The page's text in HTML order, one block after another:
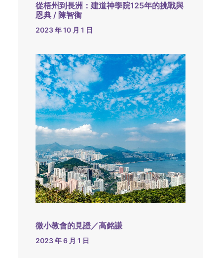
從梧州到長洲：建道神學院125年的挑戰與
恩典 / 陳智衡
2023 年 10 月 1 日
微小教會的見證／高銘謙
2023 年 6 月 1 日